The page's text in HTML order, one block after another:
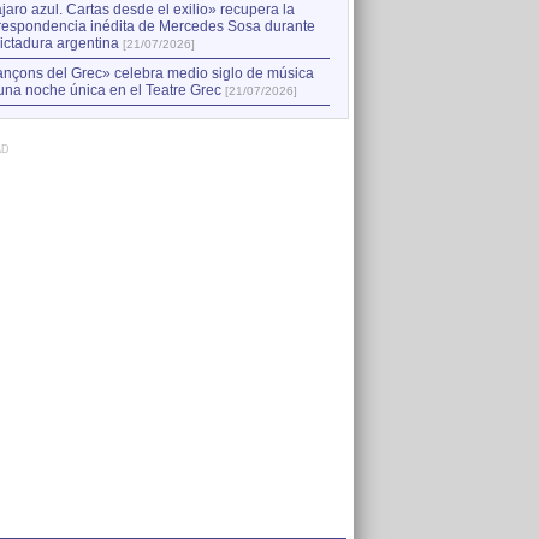
azul. Cartas desde el exilio» recupera la
inédita de Mercedes Sosa durante
argentina [21/07/2026]
del Grec» celebra medio siglo de música
noche única en el Teatre Grec [21/07/2026]